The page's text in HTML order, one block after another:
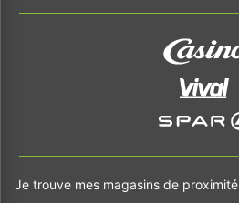
Je trouve mes magasins de proximité